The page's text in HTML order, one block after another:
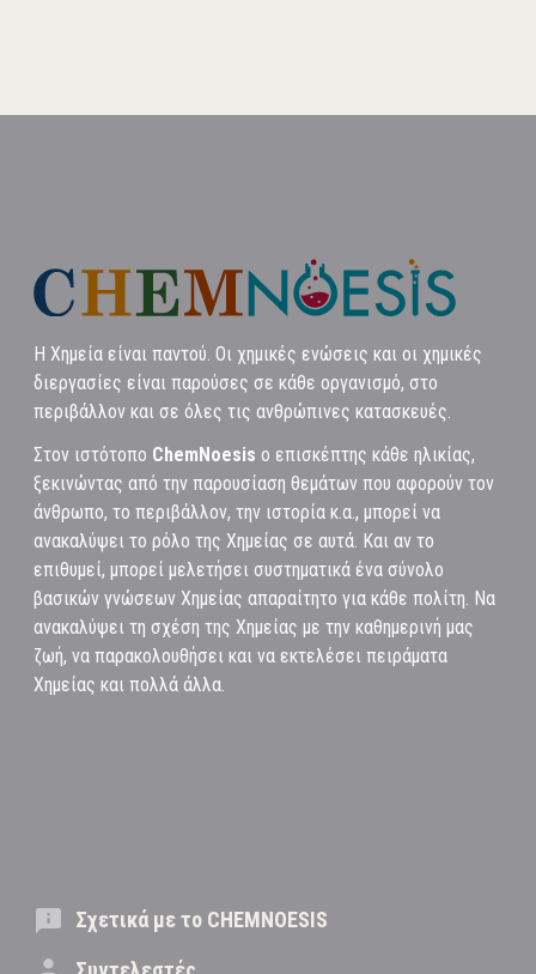
Η Χημεία είναι παντού. Οι χημικές ενώσεις και οι χημικές
διεργασίες είναι παρούσες σε κάθε οργανισμό, στο
περιβάλλον και σε όλες τις ανθρώπινες κατασκευές.
Στον ιστότοπο ChemNoesis ο επισκέπτης κάθε ηλικίας,
ξεκινώντας από την παρουσίαση θεμάτων που αφορούν τον
άνθρωπο, το περιβάλλον, την ιστορία κ.α., μπορεί να
ανακαλύψει το ρόλο της Χημείας σε αυτά. Και αν το
επιθυμεί, μπορεί μελετήσει συστηματικά ένα σύνολο
βασικών γνώσεων Χημείας απαραίτητο για κάθε πολίτη. Να
ανακαλύψει τη σχέση της Χημείας με την καθημερινή μας
ζωή, να παρακολουθήσει και να εκτελέσει πειράματα
Χημείας και πολλά άλλα.
Σχετικά με το CHEMNOESIS